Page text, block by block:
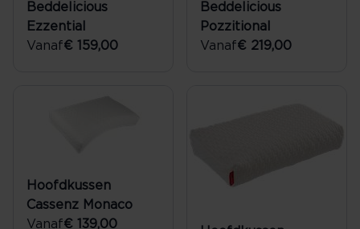
Beddelicious
Ezzential
Vanaf€ 159,00
Beddelicious
Pozzitional
Vanaf€ 219,00
Hoofdkussen
Cassenz Monaco
Vanaf€ 139,00